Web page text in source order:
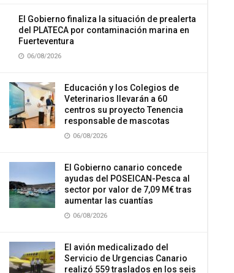
El Gobierno finaliza la situación de prealerta
del PLATECA por contaminación marina en
Fuerteventura
06/08/2026
Educación y los Colegios de
Veterinarios llevarán a 60
centros su proyecto Tenencia
responsable de mascotas
06/08/2026
El Gobierno canario concede
ayudas del POSEICAN-Pesca al
sector por valor de 7,09 M€ tras
aumentar las cuantías
06/08/2026
El avión medicalizado del
Servicio de Urgencias Canario
realizó 559 traslados en los seis